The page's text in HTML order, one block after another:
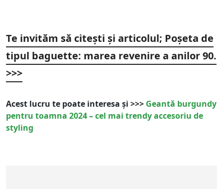
Te invităm să citești și articolul; Poșeta de
tipul baguette: marea revenire a anilor 90.
>>>
Acest lucru te poate interesa și >>> Geantă burgundy
pentru toamna 2024 – cel mai trendy accesoriu de
styling